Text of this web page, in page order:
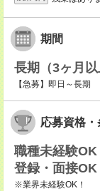
期間
長期（3ヶ月以
【急募】即日～長期
応募資格・
職種未経験
登録・面接OK
※業界未経験OK！